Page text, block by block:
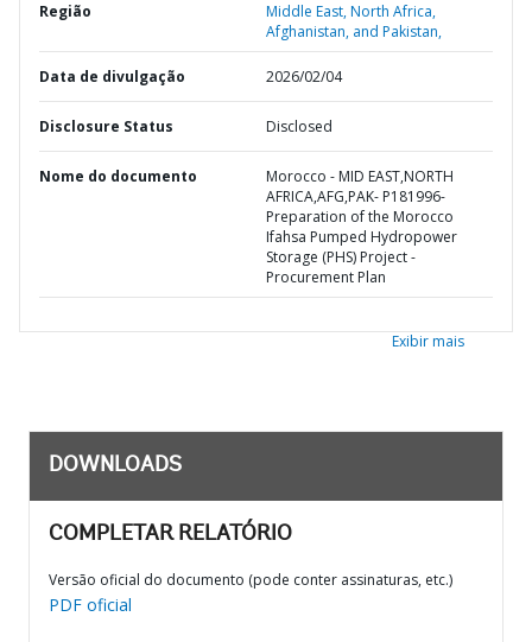
Região
Middle East, North Africa,
Afghanistan, and Pakistan,
Data de divulgação 2026/02/04
Disclosure Status Disclosed
Nome do documento
Morocco - MID EAST,NORTH
AFRICA,AFG,PAK- P181996-
Preparation of the Morocco
Ifahsa Pumped Hydropower
Storage (PHS) Project -
Procurement Plan
Exibir mais
DOWNLOADS
COMPLETAR RELATÓRIO
Versão oficial do documento (pode conter assinaturas, etc.)
PDF oficial